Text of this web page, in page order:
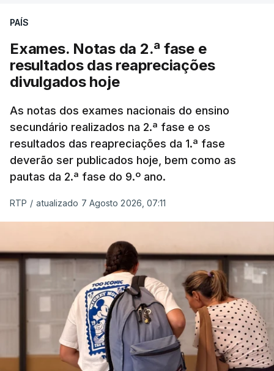
PAÍS
Exames. Notas da 2.ª fase e
resultados das reapreciações
divulgados hoje
As notas dos exames nacionais do ensino
secundário realizados na 2.ª fase e os
resultados das reapreciações da 1.ª fase
deverão ser publicados hoje, bem como as
pautas da 2.ª fase do 9.º ano.
RTP / atualizado 7 Agosto 2026, 07:11